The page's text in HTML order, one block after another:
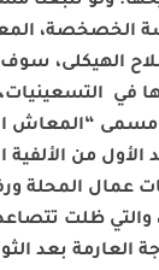
الخصخصة،
الهيكلى،
في
“المعاش
من الألفية
عمال المحلة
والتي ظلت
العارمة بعد